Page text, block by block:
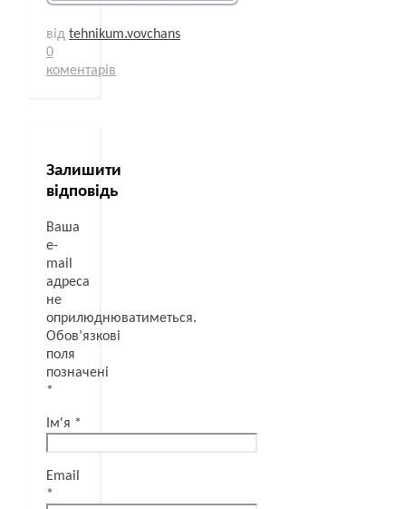
від tehnikum.vovchans
0
коментарів
Залишити
відповідь
Ваша
e-
mail
адреса
не
оприлюднюватиметься.
Обов’язкові
поля
позначені
*
Ім'я *
Email
*